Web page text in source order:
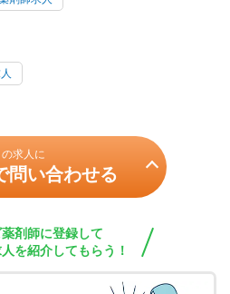
の求人に
問い合わせる
剤師に登録して
を紹介してもらう！